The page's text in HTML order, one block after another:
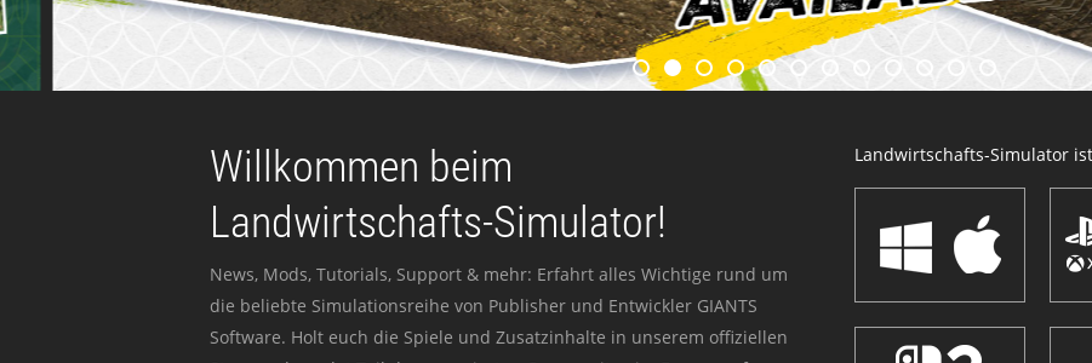
Willkommen beim
Landwirtschafts-Simulator!
News, Mods, Tutorials, Support & mehr: Erfahrt alles Wichtige rund um
die beliebte Simulationsreihe von Publisher und Entwickler GIANTS
Software. Holt euch die Spiele und Zusatzinhalte in unserem offiziellen
Landwirtschafts-Simulator